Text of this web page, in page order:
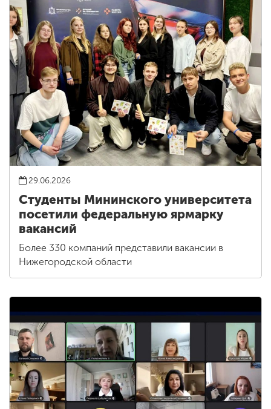
29.06.2026
Студенты Мининского университета
посетили федеральную ярмарку
вакансий
Более 330 компаний представили вакансии в
Нижегородской области